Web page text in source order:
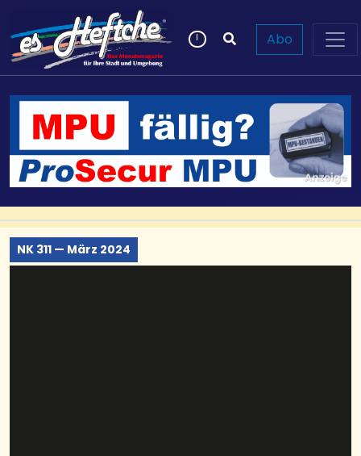
Abo
NK 311 — März 2024